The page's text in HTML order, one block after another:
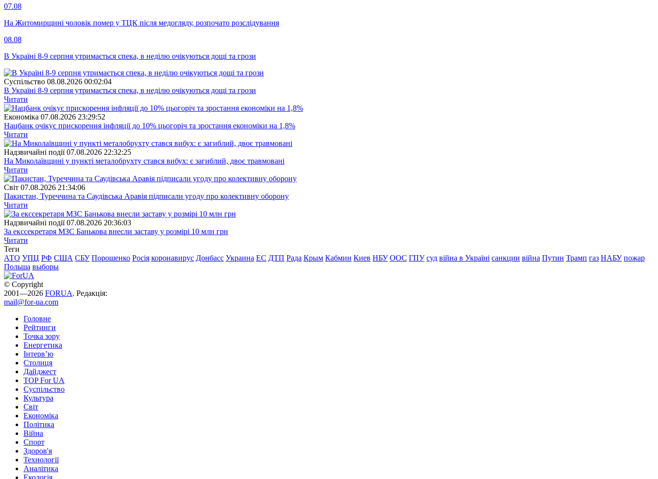
07.08
На Житомирщині чоловік помер у ТЦК після медогляду, розпочато розслідування
08.08
В Україні 8-9 серпня утримається спека, в неділю очікуються дощі та грози
Суспiльство 08.08.2026 00:02:04
В Україні 8-9 серпня утримається спека, в неділю очікуються дощі та грози
Читати
Економіка 07.08.2026 23:29:52
Нацбанк очікує прискорення інфляції до 10% цьогоріч та зростання економіки на 1,8%
Читати
Надзвичайні події 07.08.2026 22:32:25
На Миколаївщині у пункті металобрухту стався вибух: є загиблий, двоє травмовані
Читати
Свiт 07.08.2026 21:34:06
Пакистан, Туреччина та Саудівська Аравія підписали угоду про колективну оборону
Читати
Надзвичайні події 07.08.2026 20:36:03
За екссекретаря МЗС Банькова внесли заставу у розмірі 10 млн грн
Читати
Теги
АТО УПЦ РФ США СБУ Порошенко Росія коронавирус Донбасс Украина ЕС ДТП Рада Крым Кабмин Киев НБУ ООС ГПУ суд війна в Україні санкции війна Путин Трамп газ НАБУ пожар
Польша выборы
© Copyright
2001—2026 FORUA. Редакція:
mail@for-ua.com
Головне
Рейтинги
Точка зору
Енергетика
Інтерв’ю
Столиця
Дайджест
TOP For UA
Суспiльство
Культура
Світ
Економіка
Політика
Війна
Спорт
Здоров'я
Технології
Аналітика
Екологія